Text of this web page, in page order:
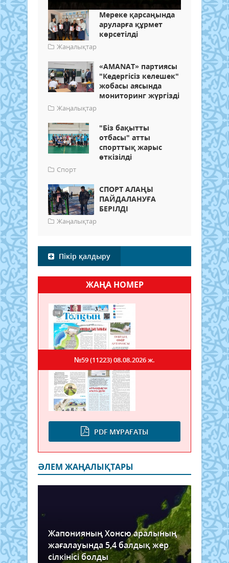
Мереке қарсаңында
аруларға құрмет
көрсетілді
Жаңалықтар
«AMANAT» партиясы
"Кедергісіз келешек"
жобасы аясында
мониторинг жүргізді
Жаңалықтар
"Біз бақытты
отбасы" атты
спорттық жарыс
өткізілді
Спорт
СПОРТ АЛАҢЫ
ПАЙДАЛАНУҒА
БЕРІЛДІ
Жаңалықтар
Пікір қалдыру
ЖАҢА НОМЕР
PDF МҰРАҒАТЫ
№59 (11223)08.08.2026 ж.
ӘЛЕМ ЖАҢАЛЫҚТАРЫ
Жапонияның Хонсю аралының
жағалауында 5,4 балдық жер
сілкінісі болды